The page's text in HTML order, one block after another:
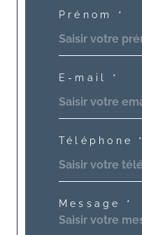
Prénom *
E-mail *
Téléphone *
Message *